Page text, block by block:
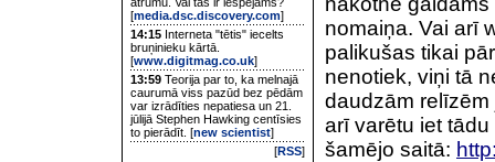
[media.dsc.discovery.com]
14:15 Interneta "tētis" iecelts
bruņinieku kārtā.
[www.digitmag.co.uk]
13:59 Teorija par to, ka melnajā
caurumā viss pazūd bez pēdām
var izrādīties nepatiesa un 21.
jūlijā Stephen Hawking centīsies
to pierādīt. [new scientist]
[RSS]
nomaiņa. Vai arī
palikušas tikai
nenotiek, viņi tā
daudzām relīzēm
arī varētu iet
šamējo saitā: